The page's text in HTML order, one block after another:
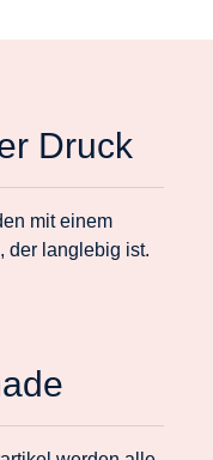
Druck
mit einem
der langlebig ist.